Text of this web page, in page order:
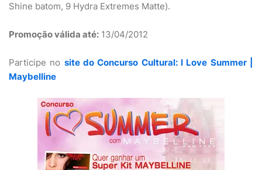
Shine batom, 9 Hydra Extremes Matte).
Promoção válida até: 13/04/2012
Participe no site do Concurso Cultural: I Love Summer |
Maybelline